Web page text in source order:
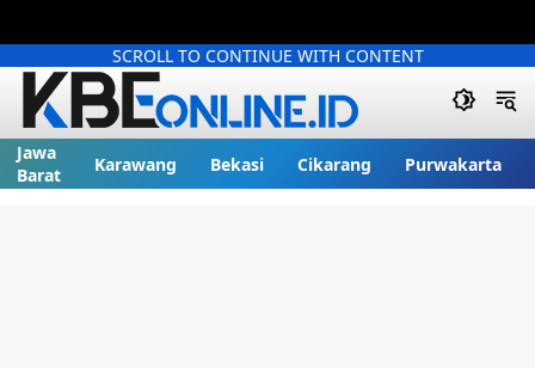
SCROLL TO CONTINUE WITH CONTENT
Jawa
Barat
Karawang Bekasi Cikarang Purwakarta